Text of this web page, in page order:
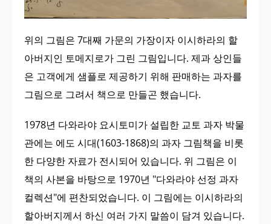
위의 그림은 7대째 가문의 가장이자 이시하라의 할
아버지인 토메지로가 그린 그림입니다. 제과 상인들
은 고객에게 샘플로 제공하기 위해 판매하는 과자를
그림으로 그려서 책으로 만들곤 했습니다.
1978년 다와라야 요시토미가 설립한 교토 과자 박물
관에는 에도 시대(1603-1868)의 과자 그림책을 비롯
한 다양한 자료가 전시되어 있습니다. 위 그림은 이
책의 사본을 바탕으로 1970년 "다와라야 선정 과자
컬렉션"에 편찬되었습니다. 이 그림에는 이시하라의
할아버지께서 하신 여러 가지 말씀이 담겨 있습니다.